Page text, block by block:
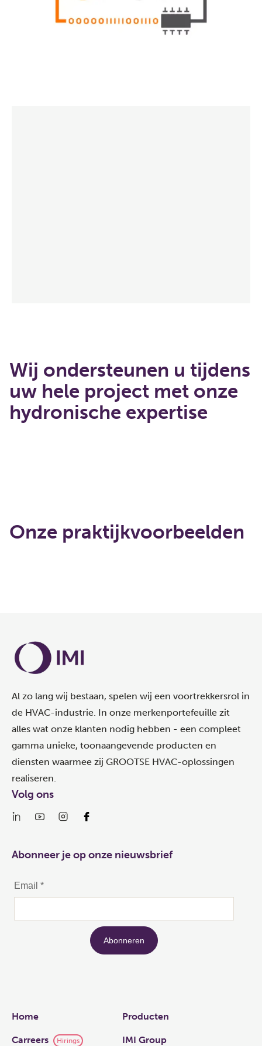
Wij ondersteunen u tijdens
uw hele project met onze
hydronische expertise
Onze praktijkvoorbeelden
Al zo lang wij bestaan, spelen wij een voortrekkersrol in
de HVAC-industrie. In onze merkenportefeuille zit
alles wat onze klanten nodig hebben - een compleet
gamma unieke, toonaangevende producten en
diensten waarmee zij GROOTSE HVAC-oplossingen
realiseren.
Links
Home Producten
Carreers Hirings IMI Group
Volg ons
Abonneer je op onze nieuwsbrief